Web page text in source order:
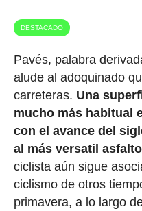
DESTACADO
Pavés, palabra
alude al adoquinado
carreteras. Una
mucho más habitual
con el avance del
al más versatil asfalto
ciclista aún sigue
ciclismo de otros
primavera, a lo largo